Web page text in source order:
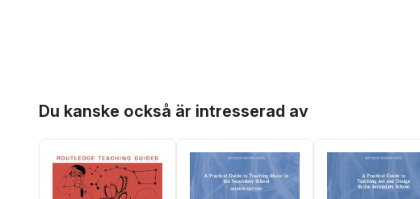
Du kanske också är intresserad av